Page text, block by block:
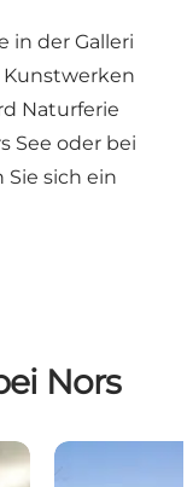
in der Galleri
Kunstwerken
Naturferie
See oder bei
sich ein
Nors